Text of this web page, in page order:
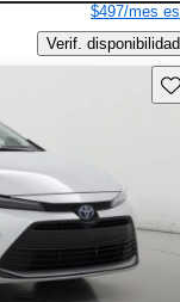
$497/mes
Verif. disponibilidad